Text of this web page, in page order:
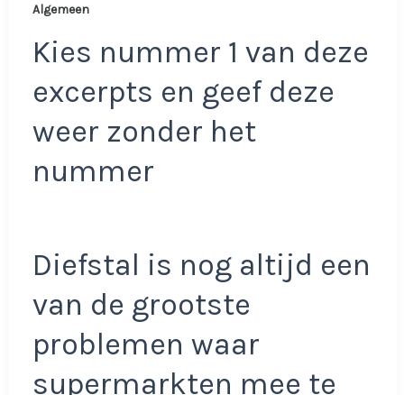
Algemeen
Kies nummer 1 van deze
excerpts en geef deze
weer zonder het
nummer
Diefstal is nog altijd een
van de grootste
problemen waar
supermarkten mee te